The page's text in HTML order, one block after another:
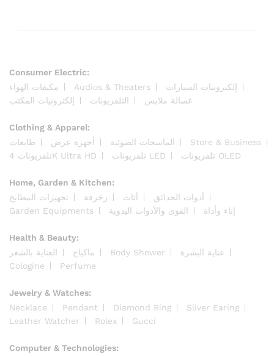
Consumer Electric:
مكيفات الهواء
Audios & Theaters
إلكترونيات السيارات
إلكترونيات المكتب
التلفزيونات غسالة ملابس
Clothing & Apparel:
طابعات
أجهزة عرض الماسحات الضوئية
Store & Business
تلفزيونات 4K Ultra HD
تلفزيونات LED تلفزيونات OLED
Home, Garden & Kitchen:
تجهيزات المطابخ
زخرفة أثاث
أدوات الحدائق
Garden Equipments
القوى والأدوات اليدوية إناء وأداة
Health & Beauty:
العناية بالشعر
ماكياج Body Shower
عناية البشرة
Cologine
Perfume
Jewelry & Watches:
Necklace
Pendant Diamond Ring
Sliver Earing
Leather Watcher
Rolex Gucci
Computer & Technologies: